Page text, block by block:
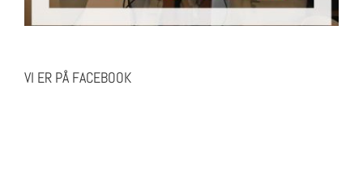
VI ER PÅ FACEBOOK